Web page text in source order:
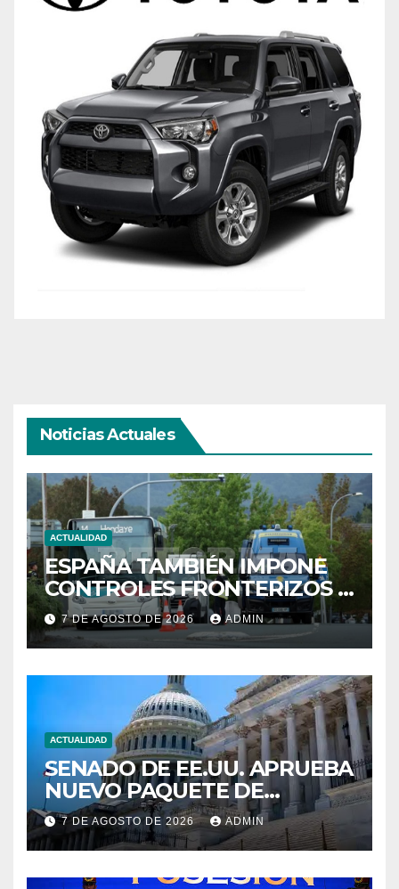
Noticias Actuales
ACTUALIDAD
ESPAÑA TAMBIÉN IMPONE
CONTROLES FRONTERIZOS A
ITALIA
7 DE AGOSTO DE 2026 ADMIN
ACTUALIDAD
SENADO DE EE.UU. APRUEBA
NUEVO PAQUETE DE
SANCIONES A RUSIA
7 DE AGOSTO DE 2026 ADMIN